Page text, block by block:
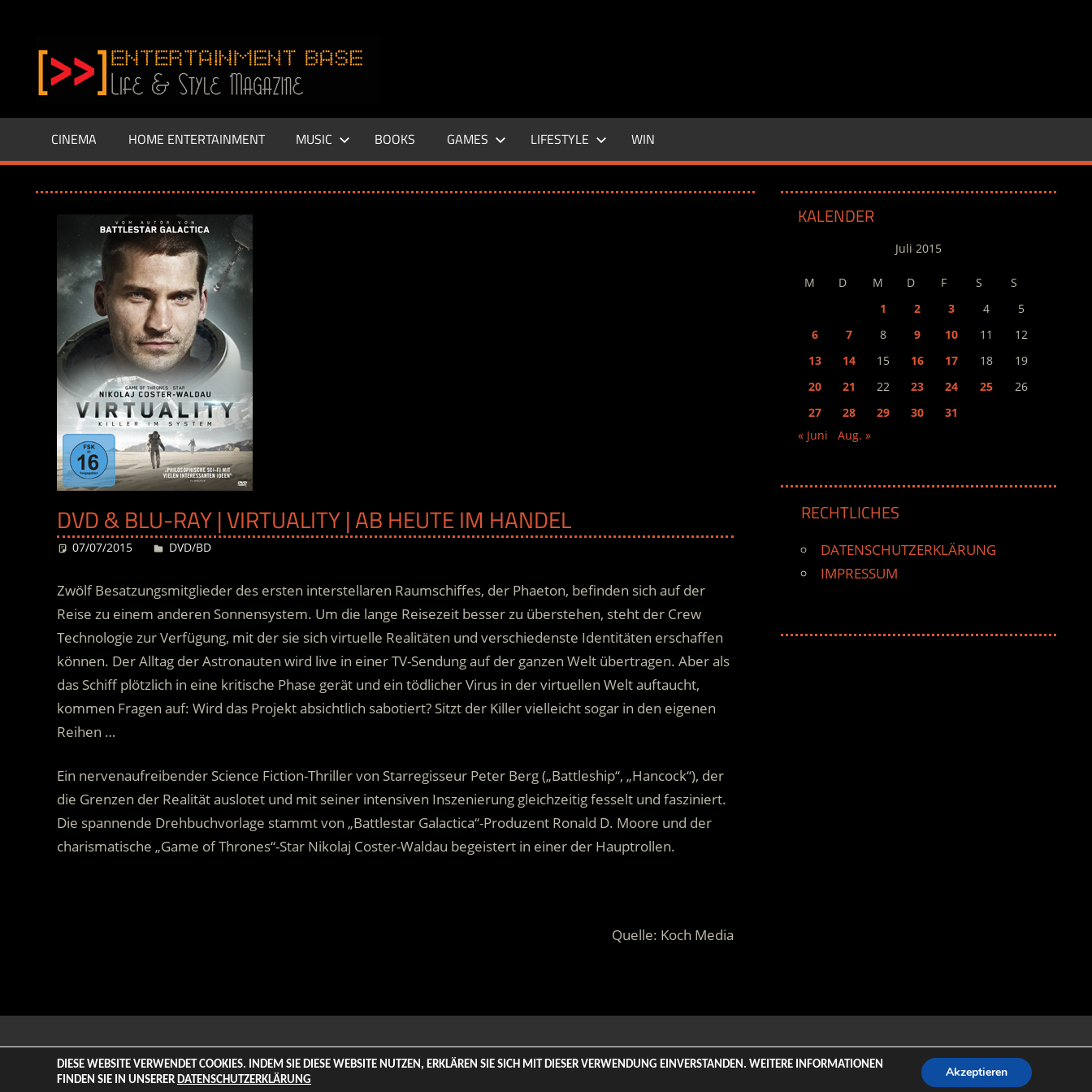
springen
–
LIFE
Base.de
CINEMA HOME ENTERTAINMENT MUSIC BOOKS GAMES LIFESTYLE WIN
DVD & BLU-RAY | VIRTUALITY | AB HEUTE IM HANDEL
07/07/2015 Desiree
DVD/BD
Zwölf Besatzungsmitglieder des ersten interstellaren Raumschiffes, der Phaeton, befinden sich auf der
Reise zu einem anderen Sonnensystem. Um die lange Reisezeit besser zu überstehen, steht der Crew
Technologie zur Verfügung, mit der sie sich virtuelle Realitäten und verschiedenste Identitäten erschaffen
können. Der Alltag der Astronauten wird live in einer TV-Sendung auf der ganzen Welt übertragen. Aber als
das Schiff plötzlich in eine kritische Phase gerät und ein tödlicher Virus in der virtuellen Welt auftaucht,
kommen Fragen auf: Wird das Projekt absichtlich sabotiert? Sitzt der Killer vielleicht sogar in den eigenen
Reihen …
Ein nervenaufreibender Science Fiction-Thriller von Starregisseur Peter Berg („Battleship“, „Hancock“), der
die Grenzen der Realität auslotet und mit seiner intensiven Inszenierung gleichzeitig fesselt und fasziniert.
Die spannende Drehbuchvorlage stammt von „Battlestar Galactica“-Produzent Ronald D. Moore und der
charismatische „Game of Thrones“-Star Nikolaj Coster-Waldau begeistert in einer der Hauptrollen.
Quelle: Koch Media
KALENDER
Juli 2015
M D M D F S
S
1
2 3 4
5
6
7 8 9 10 11
12
13
14 15 16 17 18
19
20
21 22 23 24 25
26
27
28 29 30
31
« Juni
Aug. »
RECHTLICHES
DATENSCHUTZERKLÄRUNG
IMPRESSUM
© 2026 ENTERTAINMENT BASE – Life & Style Magazine. All Rights Reserved. | Based on WordPress-Theme: Tortuga von ThemeZee.
DIESE WEBSITE VERWENDET COOKIES. INDEM SIE DIESE WEBSITE NUTZEN, ERKLÄREN SIE SICH MIT DIESER VERWENDUNG EINVERSTANDEN. WEITERE INFORMATIONEN
FINDEN SIE IN UNSERER DATENSCHUTZERKLÄRUNG
Akzeptieren